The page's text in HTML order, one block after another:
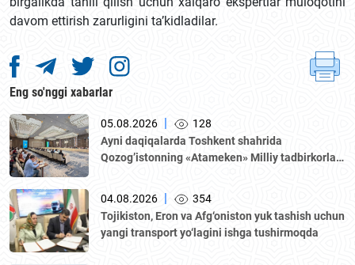
davom ettirish zarurligini ta’kidladilar.
Eng so'nggi xabarlar
05.08.2026 |
128
Аyni daqiqalarda Toshkent shahrida
Qozogʼistonning «Аtameken» Milliy tadbirkorlar
Oʼzbekiston–Qozogʼiston biznes-forumi va B2B
muzokaralari boʼlib oʼtmoqda.
04.08.2026 |
354
Tojikiston, Eron va Afg‘oniston yuk tashish uchun
yangi transport yo‘lagini ishga tushirmoqda